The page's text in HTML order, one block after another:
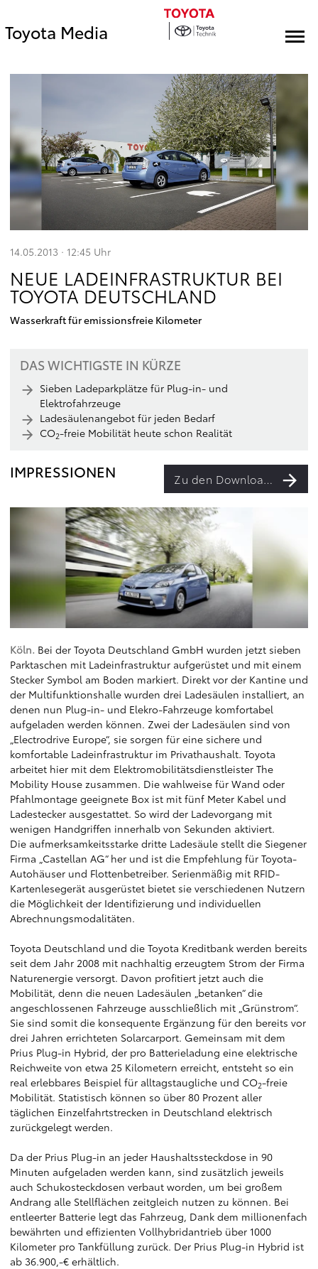
Toyota Media
14.05.2013 · 12:45 Uhr
NEUE LADEINFRASTRUKTUR BEI
TOYOTA DEUTSCHLAND
Wasserkraft für emissionsfreie Kilometer
DAS WICHTIGSTE IN KÜRZE
Sieben Ladeparkplätze für Plug-in- und
Elektrofahrzeuge
Ladesäulenangebot für jeden Bedarf
CO2-freie Mobilität heute schon Realität
IMPRESSIONEN Zu den Downloads
Köln. Bei der Toyota Deutschland GmbH wurden jetzt sieben
Parktaschen mit Ladeinfrastruktur aufgerüstet und mit einem
Stecker Symbol am Boden markiert. Direkt vor der Kantine und
der Multifunktionshalle wurden drei Ladesäulen installiert, an
denen nun Plug-in- und Elekro-Fahrzeuge komfortabel
aufgeladen werden können. Zwei der Ladesäulen sind von
„Electrodrive Europe“, sie sorgen für eine sichere und
komfortable Ladeinfrastruktur im Privathaushalt. Toyota
arbeitet hier mit dem Elektromobilitätsdienstleister The
Mobility House zusammen. Die wahlweise für Wand oder
Pfahlmontage geeignete Box ist mit fünf Meter Kabel und
Ladestecker ausgestattet. So wird der Ladevorgang mit
wenigen Handgriffen innerhalb von Sekunden aktiviert.
Die aufmerksamkeitsstarke dritte Ladesäule stellt die Siegener
Firma „Castellan AG“ her und ist die Empfehlung für Toyota-
Autohäuser und Flottenbetreiber. Serienmäßig mit RFID-
Kartenlesegerät ausgerüstet bietet sie verschiedenen Nutzern
die Möglichkeit der Identifizierung und individuellen
Abrechnungsmodalitäten.
Toyota Deutschland und die Toyota Kreditbank werden bereits
seit dem Jahr 2008 mit nachhaltig erzeugtem Strom der Firma
Naturenergie versorgt. Davon profitiert jetzt auch die
Mobilität, denn die neuen Ladesäulen „betanken“ die
angeschlossenen Fahrzeuge ausschließlich mit „Grünstrom“.
Sie sind somit die konsequente Ergänzung für den bereits vor
drei Jahren errichteten Solarcarport. Gemeinsam mit dem
Prius Plug-in Hybrid, der pro Batterieladung eine elektrische
Reichweite von etwa 25 Kilometern erreicht, entsteht so ein
real erlebbares Beispiel für alltagstaugliche und CO2-freie
Mobilität. Statistisch können so über 80 Prozent aller
täglichen Einzelfahrtstrecken in Deutschland elektrisch
zurückgelegt werden.
Da der Prius Plug-in an jeder Haushaltssteckdose in 90
Minuten aufgeladen werden kann, sind zusätzlich jeweils
auch Schukosteckdosen verbaut worden, um bei großem
Andrang alle Stellflächen zeitgleich nutzen zu können. Bei
entleerter Batterie legt das Fahrzeug, Dank dem millionenfach
bewährten und effizienten Vollhybridantrieb über 1000
Kilometer pro Tankfüllung zurück. Der Prius Plug-in Hybrid ist
ab 36.900,-€ erhältlich.